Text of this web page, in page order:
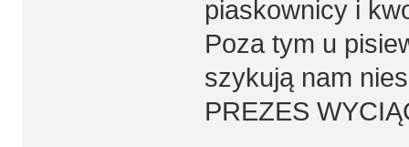
piaskownicy i
Poza tym u
szykują nam
PREZES